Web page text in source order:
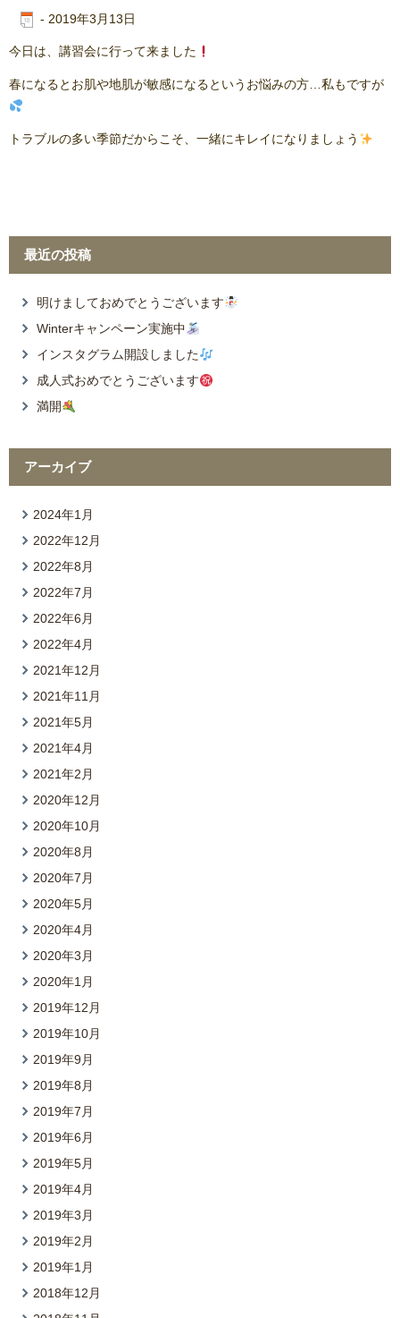
- 2019年3月13日
今日は、講習会に行って来ました
春になるとお肌や地肌が敏感になるというお悩みの方…私もですが
トラブルの多い季節だからこそ、一緒にキレイになりましょう
最近の投稿
明けましておめでとうございます
Winterキャンペーン実施中
インスタグラム開設しました
成人式おめでとうございます
満開
アーカイブ
2024年1月
2022年12月
2022年8月
2022年7月
2022年6月
2022年4月
2021年12月
2021年11月
2021年5月
2021年4月
2021年2月
2020年12月
2020年10月
2020年8月
2020年7月
2020年5月
2020年4月
2020年3月
2020年1月
2019年12月
2019年10月
2019年9月
2019年8月
2019年7月
2019年6月
2019年5月
2019年4月
2019年3月
2019年2月
2019年1月
2018年12月